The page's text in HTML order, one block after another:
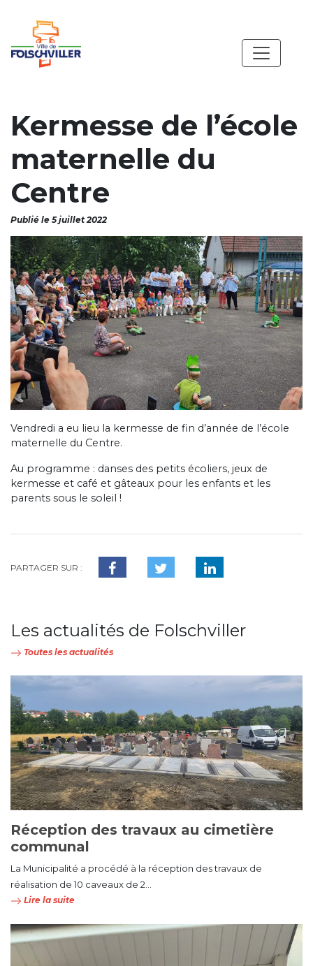
Kermesse de l’école
maternelle du
Centre
Publié le 5 juillet 2022
Vendredi a eu lieu la kermesse de fin d’année de l’école
maternelle du Centre.
Au programme : danses des petits écoliers, jeux de
kermesse et café et gâteaux pour les enfants et les
parents sous le soleil !
PARTAGER SUR :
Les actualités de Folschviller
Toutes les actualités
Réception des travaux au cimetière
communal
La Municipalité a procédé à la réception des travaux de
réalisation de 10 caveaux de 2...
Lire la suite